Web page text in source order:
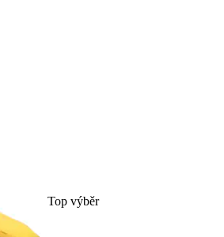
Top výběr